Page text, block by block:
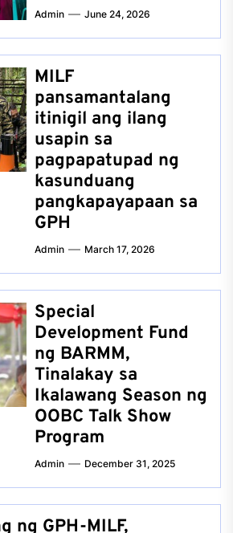
Admin June 24, 2026
MILF
pansamantalang
itinigil ang ilang
usapin sa
pagpapatupad ng
kasunduang
pangkapayapaan sa
GPH
Admin March 17, 2026
Special
Development Fund
ng BARMM,
Tinalakay sa
Ikalawang Season ng
OOBC Talk Show
Program
Admin December 31, 2025
ng GPH-MILF,